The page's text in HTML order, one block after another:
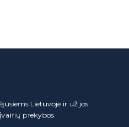
Lietuvoje ir už jos
prekybos